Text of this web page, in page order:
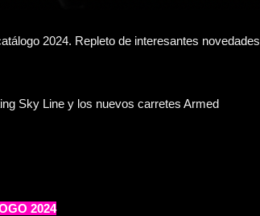
2024. Repleto de interesantes novedades
Sky Line y los nuevos carretes Armed
2024